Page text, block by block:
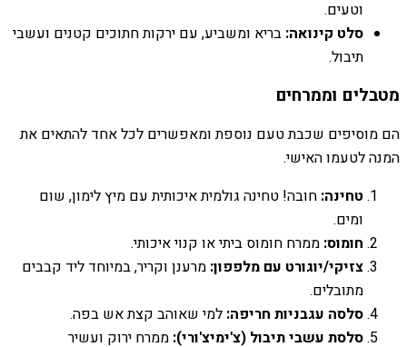
וטעים.
סלט קינואה: בריא ומשביע, עם ירקות חתוכים קטנים ועשבי
תיבול.
מטבלים וממרחים
הם מוסיפים שכבת טעם נוספת ומאפשרים לכל אחד להתאים את
המנה לטעמו האישי.
טחינה: חובה! טחינה גולמית איכותית עם מיץ לימון, שום
ומים.
חומוס: ממרח חומוס ביתי או קנוי איכותי.
צזיקי/יוגורט עם מלפפון: מרענן וקריר, במיוחד ליד קבבים
מתובלים.
סלסה עגבניות חריפה: למי שאוהב קצת אש בפה.
סלסת עשבי תיבול (צ'ימיצ'ורי): ממרח ירוק ועשיר